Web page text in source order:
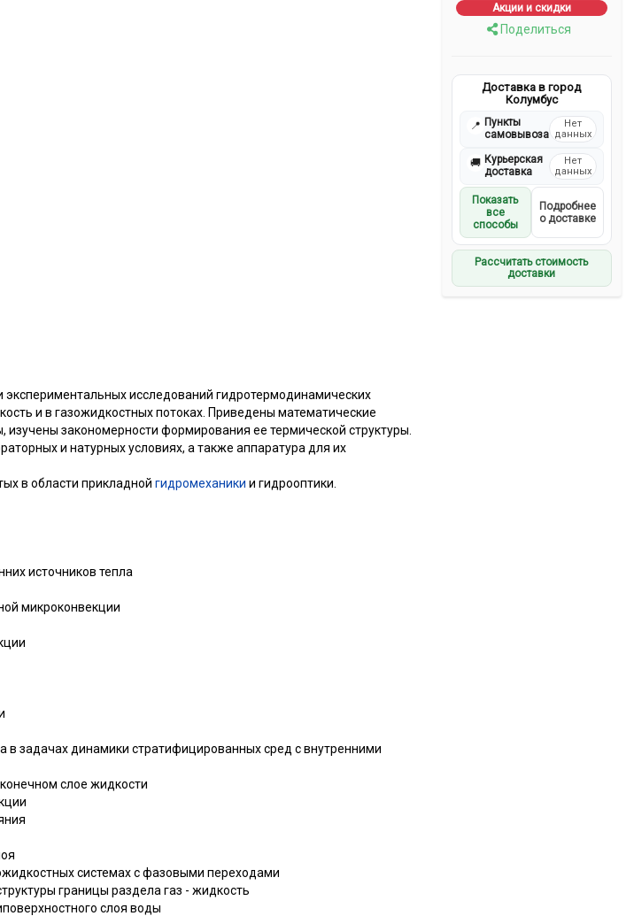
Акции и скидки
Поделиться
Доставка в город
Колумбус
📍 Пункты
самовывоза
Нет
данных
🚚 Курьерская
доставка
Нет
данных
Показать
все
способы
Подробнее
о доставке
Рассчитать стоимость
доставки
исследований гидротермодинамических
и в газожидкостных потоках. Приведены математические
закономерности формирования ее термической структуры.
и натурных условиях, а также аппаратура для их
в области прикладной гидромеханики и гидрооптики.
источников тепла
микроконвекции
в задачах динамики стратифицированных сред с внутренними
слое жидкости
системах с фазовыми переходами
границы раздела газ - жидкость
слоя воды